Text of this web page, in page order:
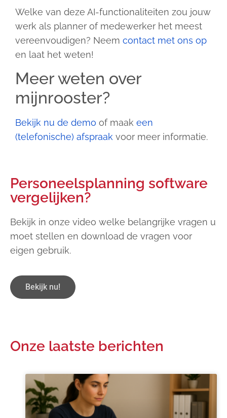
Welke van deze AI-functionaliteiten zou jouw
werk als planner of medewerker het meest
vereenvoudigen? Neem contact met ons op
en laat het weten!
Meer weten over
mijnrooster?
Bekijk nu de demo of maak een
(telefonische) afspraak voor meer informatie.
Personeelsplanning software
vergelijken?
Bekijk in onze video welke belangrijke vragen u
moet stellen en download de vragen voor
eigen gebruik.
Bekijk nu!
Onze laatste berichten